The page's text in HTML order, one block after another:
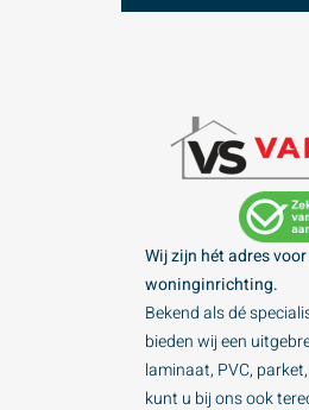
Wij zijn hét adres
woninginrichting.
Bekend als dé
bieden wij een
laminaat, PVC,
kunt u bij ons ook